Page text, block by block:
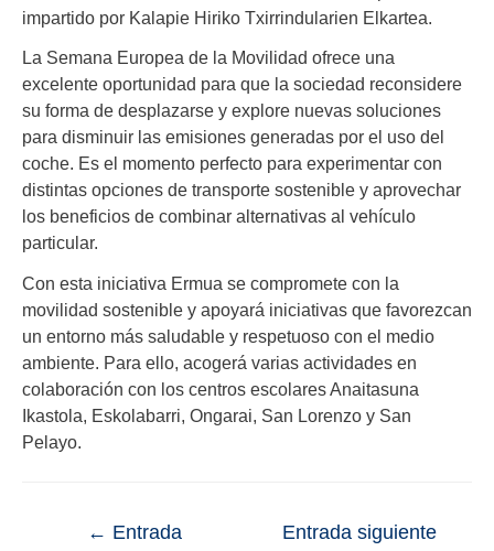
impartido por Kalapie Hiriko Txirrindularien Elkartea.
La Semana Europea de la Movilidad ofrece una
excelente oportunidad para que la sociedad reconsidere
su forma de desplazarse y explore nuevas soluciones
para disminuir las emisiones generadas por el uso del
coche. Es el momento perfecto para experimentar con
distintas opciones de transporte sostenible y aprovechar
los beneficios de combinar alternativas al vehículo
particular.
Con esta iniciativa Ermua se compromete con la
movilidad sostenible y apoyará iniciativas que favorezcan
un entorno más saludable y respetuoso con el medio
ambiente. Para ello, acogerá varias actividades en
colaboración con los centros escolares Anaitasuna
Ikastola, Eskolabarri, Ongarai, San Lorenzo y San
Pelayo.
← Entrada
Entrada siguiente